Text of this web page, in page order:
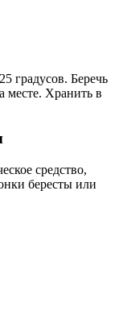
градусов. Беречь
месте. Хранить в
средство,
бересты или